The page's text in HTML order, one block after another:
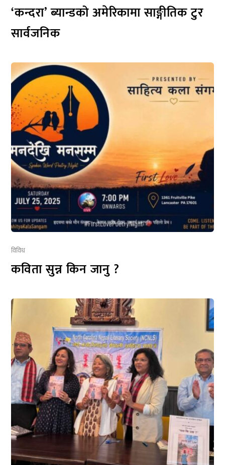
‘कन्दरा’ ब्यान्डको अमेरिकामा साङ्गीतिक टुर
सार्वजनिक
विविध
कविता सुन्न किन जानु ?